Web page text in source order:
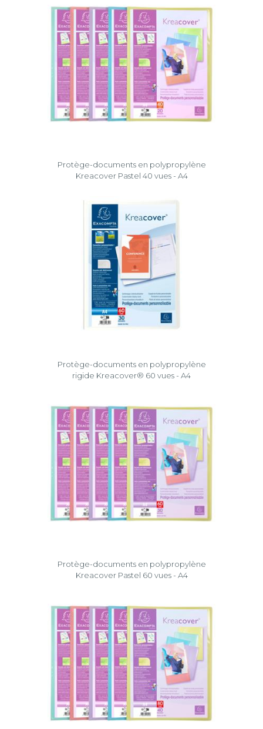
Protège-documents en polypropylène
Kreacover Pastel 40 vues - A4
Protège-documents en polypropylène
rigide Kreacover® 60 vues - A4
Protège-documents en polypropylène
Kreacover Pastel 60 vues - A4